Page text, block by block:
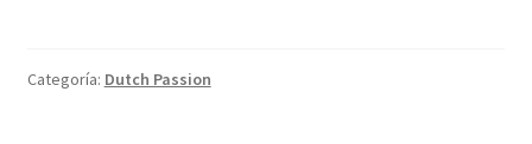
Categoría: Dutch Passion